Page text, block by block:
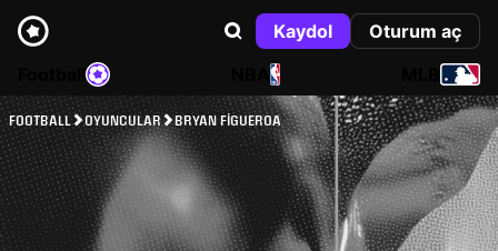
Kaydol
Oturum aç
NBA
FOOTBALL OYUNCULAR BRYAN FIGUEROA